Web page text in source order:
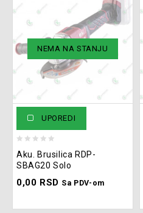
NEMA NA STANJU
UPOREDI
out
of
5
Aku. Brusilica RDP-
SBAG20 Solo
0,00 RSD Sa PDV-om